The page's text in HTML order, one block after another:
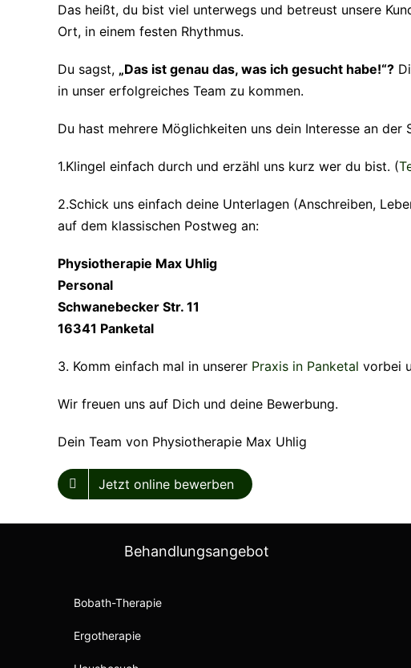
Das heißt, du bist viel unterwegs und betreust unsere
Ort, in einem festen Rhythmus.
Du sagst, „Das ist genau das, was ich gesucht habe!“?
in unser erfolgreiches Team zu kommen.
Du hast mehrere Möglichkeiten uns dein Interesse an der
1.Klingel einfach durch und erzähl uns kurz wer du bist. (
2.Schick uns einfach deine Unterlagen (Anschreiben,
auf dem klassischen Postweg an:
Physiotherapie Max Uhlig
Personal
Schwanebecker Str. 11
16341 Panketal
3. Komm einfach mal in unserer Praxis in Panketal vorbei
Wir freuen uns auf Dich und deine Bewerbung.
Dein Team von Physiotherapie Max Uhlig
Jetzt online bewerben
Behandlungsangebot
Bobath-Therapie
Ergotherapie